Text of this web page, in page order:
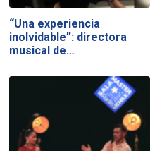
“Una experiencia
inolvidable”: directora
musical de…